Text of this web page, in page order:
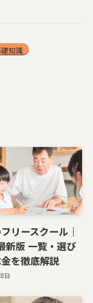
知識
リースクール｜
新版 一覧・選び
を徹底解説
日